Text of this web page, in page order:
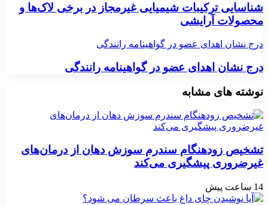
شناسایی ترکیبات شیمیایی غیرمجاز در برخی لاک‌ها و
محصولات آرایشی
درج نشان اهدای عضو در گواهینامه رانندگی
درج نشان اهدای عضو در گواهینامه رانندگی
نوشته های مشابه
تشخیص زودهنگام سندرم سوزش دهان از درمان‌های
غیرضروری پیشگیری می‌کند
14 ساعت پیش